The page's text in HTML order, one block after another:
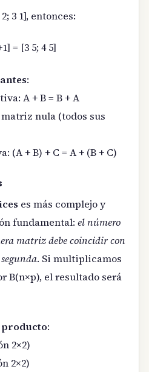
3 1], entonces:
= [3 5; 4 5]
:
A + B = B + A
nula (todos sus
(A + B) + C = A + (B + C)
es más complejo y
fundamental: el número
matriz debe coincidir con
. Si multiplicamos
B(n×p), el resultado será
:
2×2)
2×2)